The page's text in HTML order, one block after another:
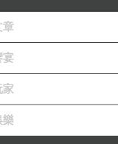
章
宴
家
樂